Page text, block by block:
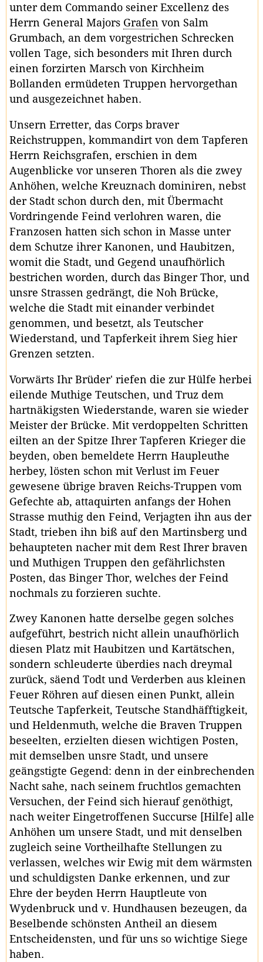
unter dem Commando seiner Excellenz des
Herrn General Majors Grafen von Salm
Grumbach, an dem vorgestrichen Schrecken
vollen Tage, sich besonders mit Ihren durch
einen forzirten Marsch von Kirchheim
Bollanden ermüdeten Truppen hervorgethan
und ausgezeichnet haben.
Unsern Erretter, das Corps braver
Reichstruppen, kommandirt von dem Tapferen
Herrn Reichsgrafen, erschien in dem
Augenblicke vor unseren Thoren als die zwey
Anhöhen, welche Kreuznach dominiren, nebst
der Stadt schon durch den, mit Übermacht
Vordringende Feind verlohren waren, die
Franzosen hatten sich schon in Masse unter
dem Schutze ihrer Kanonen, und Haubitzen,
womit die Stadt, und Gegend unaufhörlich
bestrichen worden, durch das Binger Thor, und
unsre Strassen gedrängt, die Noh Brücke,
welche die Stadt mit einander verbindet
genommen, und besetzt, als Teutscher
Wiederstand, und Tapferkeit ihrem Sieg hier
Grenzen setzten.
Vorwärts Ihr Brüder' riefen die zur Hülfe herbei
eilende Muthige Teutschen, und Truz dem
hartnäkigsten Wiederstande, waren sie wieder
Meister der Brücke. Mit verdoppelten Schritten
eilten an der Spitze Ihrer Tapferen Krieger die
beyden, oben bemeldete Herrn Haupleuthe
herbey, lösten schon mit Verlust im Feuer
gewesene übrige braven Reichs-Truppen vom
Gefechte ab, attaquirten anfangs der Hohen
Strasse muthig den Feind, Verjagten ihn aus der
Stadt, trieben ihn biß auf den Martinsberg und
behaupteten nacher mit dem Rest Ihrer braven
und Muthigen Truppen den gefährlichsten
Posten, das Binger Thor, welches der Feind
nochmals zu forzieren suchte.
Zwey Kanonen hatte derselbe gegen solches
aufgeführt, bestrich nicht allein unaufhörlich
diesen Platz mit Haubitzen und Kartätschen,
sondern schleuderte überdies nach dreymal
zurück, säend Todt und Verderben aus kleinen
Feuer Röhren auf diesen einen Punkt, allein
Teutsche Tapferkeit, Teutsche Standhäfftigkeit,
und Heldenmuth, welche die Braven Truppen
beseelten, erzielten diesen wichtigen Posten,
mit demselben unsre Stadt, und unsere
geängstigte Gegend: denn in der einbrechenden
Nacht sahe, nach seinem fruchtlos gemachten
Versuchen, der Feind sich hierauf genöthigt,
nach weiter Eingetroffenen Succurse [Hilfe] alle
Anhöhen um unsere Stadt, und mit denselben
zugleich seine Vortheilhafte Stellungen zu
verlassen, welches wir Ewig mit dem wärmsten
und schuldigsten Danke erkennen, und zur
Ehre der beyden Herrn Hauptleute von
Wydenbruck und v. Hundhausen bezeugen, da
Beselbende schönsten Antheil an diesem
Entscheidensten, und für uns so wichtige Siege
haben.